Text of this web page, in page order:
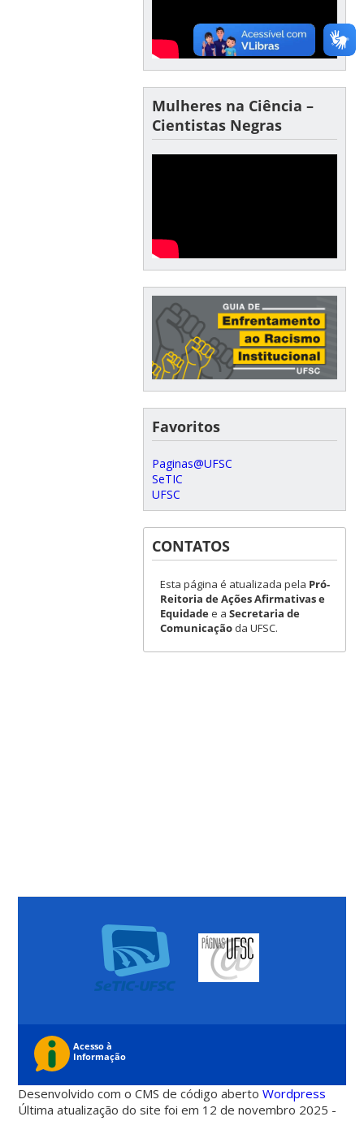
Mulheres na Ciência –
Cientistas Negras
Favoritos
Paginas@UFSC
SeTIC
UFSC
CONTATOS
Esta página é atualizada pela Pró-
Reitoria de Ações Afirmativas e
Equidadee a Secretaria de
Comunicaçãoda UFSC.
Desenvolvido com o CMS de código abertoWordpress
Última atualização do site foi em 12 de novembro 2025 -